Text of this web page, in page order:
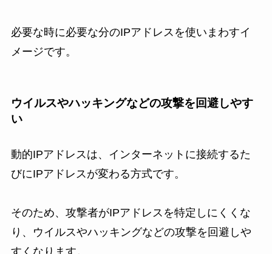
必要な時に必要な分のIPアドレスを使いまわすイ
メージです。
ウイルスやハッキングなどの攻撃を回避しやす
い
動的IPアドレスは、インターネットに接続するた
びにIPアドレスが変わる方式です。
そのため、攻撃者がIPアドレスを特定しにくくな
り、ウイルスやハッキングなどの攻撃を回避しや
すくなります。